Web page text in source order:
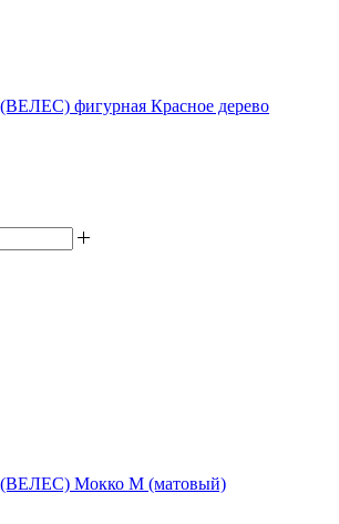
фигурная Красное дерево
(ВЕЛЕС) Мокко М (матовый)